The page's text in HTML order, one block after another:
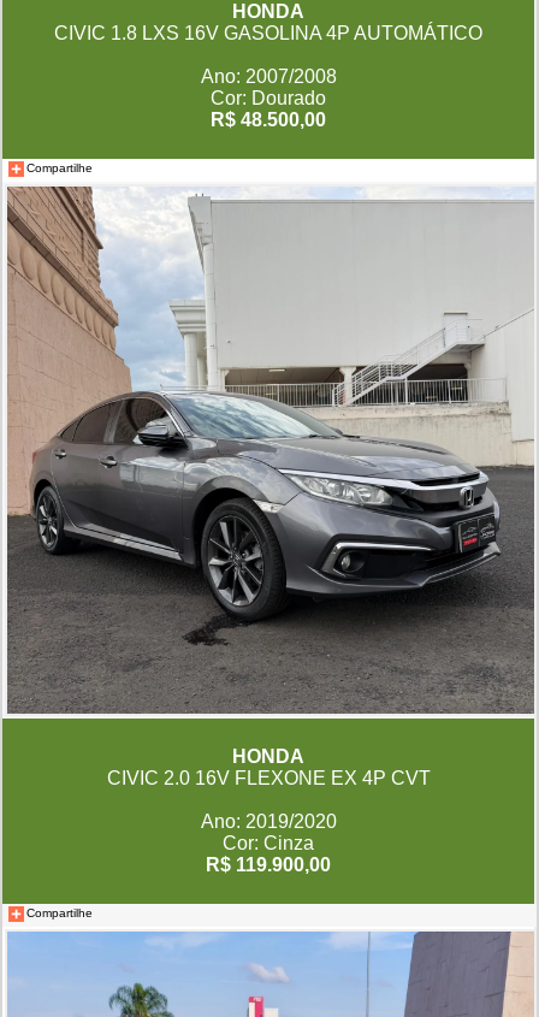
HONDA
CIVIC 1.8 LXS 16V GASOLINA 4P AUTOMÁTICO
Ano: 2007/2008
Cor: Dourado
R$ 48.500,00
Compartilhe
HONDA
CIVIC 2.0 16V FLEXONE EX 4P CVT
Ano: 2019/2020
Cor: Cinza
R$ 119.900,00
Compartilhe